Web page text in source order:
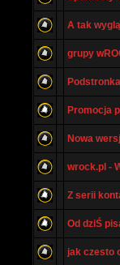
A tak
grupy
Promocja
Nowa
wrock.pl -
Z serii
Od dziŚ
jak czesto